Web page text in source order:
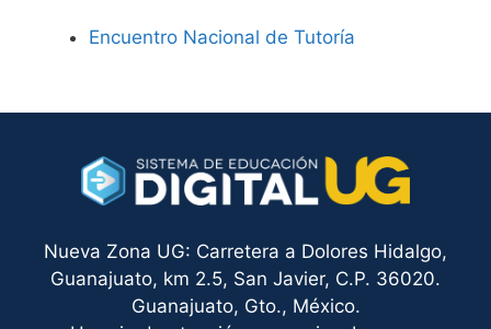
Encuentro Nacional de Tutoría
Nueva Zona UG: Carretera a Dolores Hidalgo,
Guanajuato, km 2.5, San Javier, C.P. 36020.
Guanajuato, Gto., México.